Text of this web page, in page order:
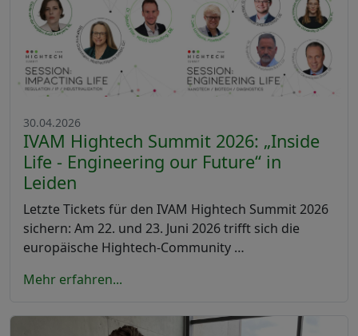
30.04.2026
IVAM Hightech Summit 2026: „Inside
Life - Engineering our Future“ in
Leiden
Letzte Tickets für den IVAM Hightech Summit 2026
sichern: Am 22. und 23. Juni 2026 trifft sich die
europäische Hightech-Community …
Mehr erfahren...